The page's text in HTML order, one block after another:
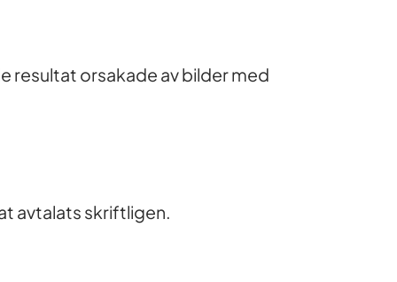
resultat orsakade av bilder med
avtalats skriftligen.